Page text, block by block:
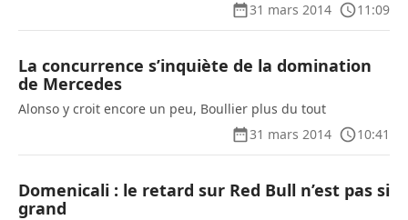
31 mars 2014
11:09
La concurrence s’inquiète de la domination
de Mercedes
Alonso y croit encore un peu, Boullier plus du tout
31 mars 2014
10:41
Domenicali : le retard sur Red Bull n’est pas si
grand